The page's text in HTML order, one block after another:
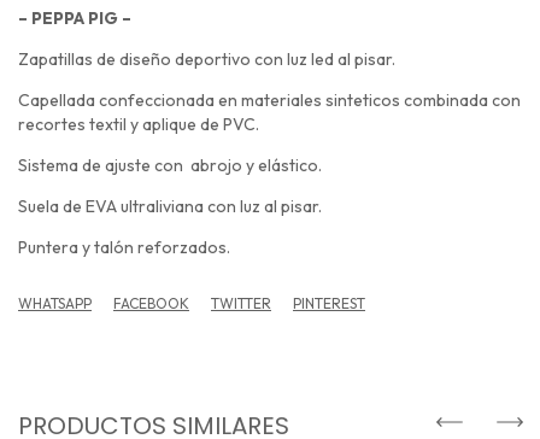
– PEPPA PIG –
Zapatillas de diseño deportivo con luz led al pisar.
Capellada confeccionada en materiales sinteticos combinada con
recortes textil y aplique de PVC.
Sistema de ajuste con abrojo y elástico.
Suela de EVA ultraliviana con luz al pisar.
Puntera y talón reforzados.
WHATSAPP FACEBOOK TWITTER PINTEREST
PRODUCTOS SIMILARES